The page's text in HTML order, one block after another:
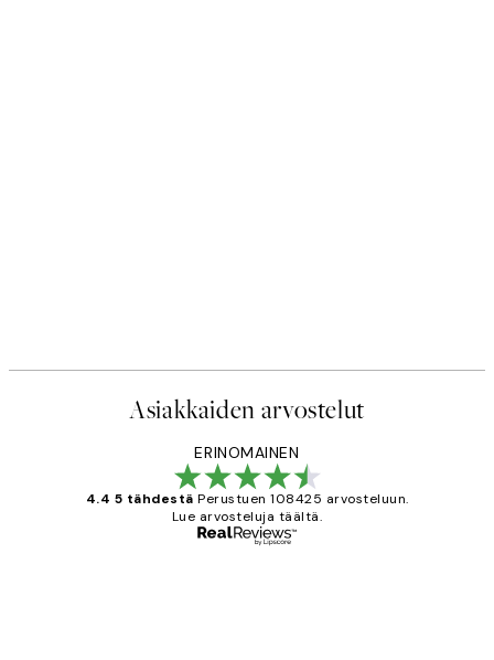
Asiakkaiden arvostelut
ERINOMAINEN
4.4 5 tähdestä Perustuen 108425 arvosteluun.
Lue arvosteluja täältä.